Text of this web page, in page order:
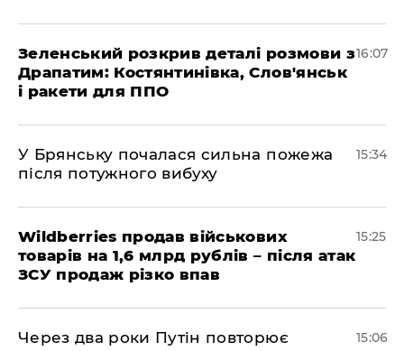
Зеленський розкрив деталі розмови з
Драпатим: Костянтинівка, Слов'янськ
і ракети для ППО
16:07
У Брянську почалася сильна пожежа
після потужного вибуху
15:34
Wildberries продав військових
товарів на 1,6 млрд рублів – після атак
ЗСУ продаж різко впав
15:25
Через два роки Путін повторює
15:06